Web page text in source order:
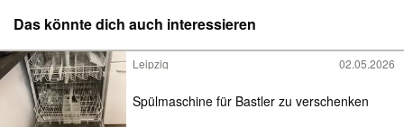
Das könnte dich auch interessieren
Leipzig 02.05.2026
Spülmaschine für Bastler zu verschenken